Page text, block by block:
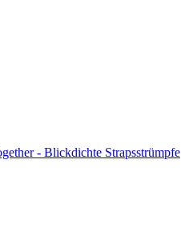
- Blickdichte Strapsstrümpfe